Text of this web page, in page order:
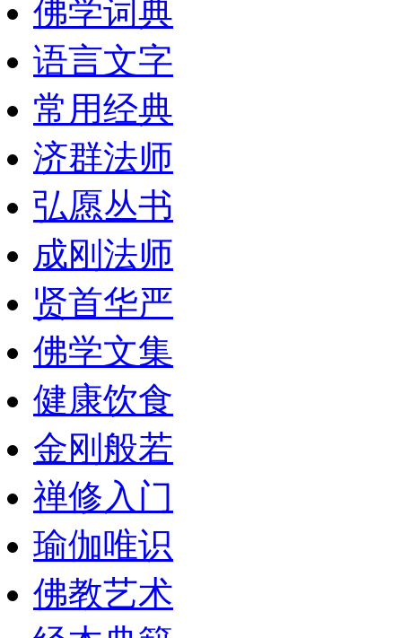
佛学词典
语言文字
常用经典
济群法师
弘愿丛书
成刚法师
贤首华严
佛学文集
健康饮食
金刚般若
禅修入门
瑜伽唯识
佛教艺术